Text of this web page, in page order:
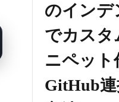
のインデ
でカスタ
ニペット
GitHub